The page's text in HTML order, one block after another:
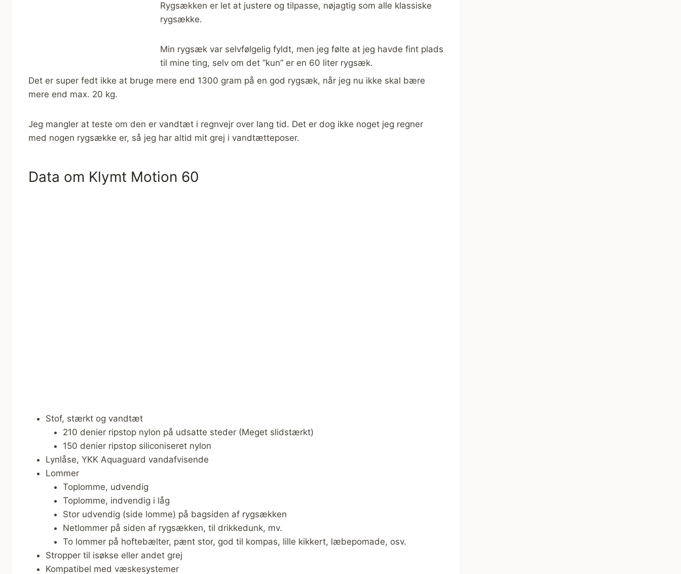
Rygsækken er let at justere og tilpasse, nøjagtig som alle klassiske
rygsække.
Min rygsæk var selvfølgelig fyldt, men jeg følte at jeg havde fint plads
til mine ting, selv om det ”kun” er en 60 liter rygsæk.
Det er super fedt ikke at bruge mere end 1300 gram på en god rygsæk, når jeg nu ikke skal bære
mere end max. 20 kg.
Jeg mangler at teste om den er vandtæt i regnvejr over lang tid. Det er dog ikke noget jeg regner
med nogen rygsække er, så jeg har altid mit grej i vandtætteposer.
Data om Klymt Motion 60
Stof, stærkt og vandtæt
210 denier ripstop nylon på udsatte steder (Meget slidstærkt)
150 denier ripstop siliconiseret nylon
Lynlåse, YKK Aquaguard vandafvisende
Lommer
Toplomme, udvendig
Toplomme, indvendig i låg
Stor udvendig (side lomme) på bagsiden af rygsækken
Netlommer på siden af rygsækken, til drikkedunk, mv.
To lommer på hoftebælter, pænt stor, god til kompas, lille kikkert, læbepomade, osv.
Stropper til isøkse eller andet grej
Kompatibel med væskesystemer